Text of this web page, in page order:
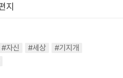
#자신 #세상
#기지개